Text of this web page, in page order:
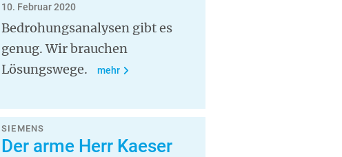
10. Februar 2020
Bedrohungsanalysen gibt es
genug. Wir brauchen
Lösungswege.
mehr
SIEMENS
Der arme Herr Kaeser